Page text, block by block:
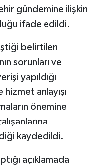
gündemine ilişkin
ifade edildi.
belirtilen
sorunları ve
yapıldığı
hizmet anlayışı
önemine
kaydedildi.
açıklamada